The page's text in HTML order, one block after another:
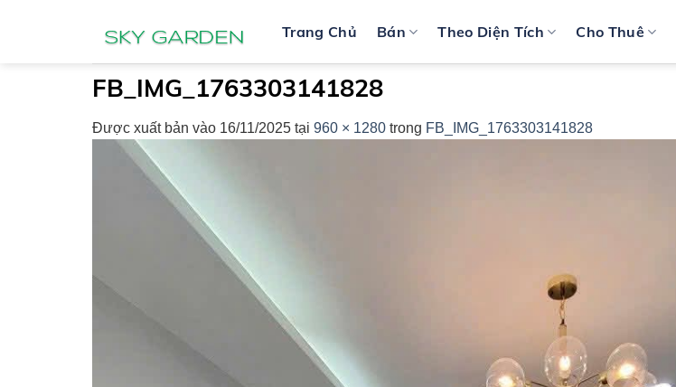
Trang Chủ Bán Theo Diện Tích Cho Thuê
FB_IMG_1763303141828
Được xuất bản vào 16/11/2025 tại 960 × 1280 trong FB_IMG_1763303141828